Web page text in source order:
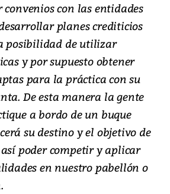
con las entidades
planes crediticios
posibilidad de utilizar
y por supuesto obtener
para la práctica con su
De esta manera la gente
a bordo de un buque
su destino y el objetivo de
poder competir y aplicar
en nuestro pabellón o